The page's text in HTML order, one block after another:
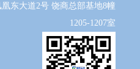
东大道2号 饶商总部基地8幢
1205-1207室